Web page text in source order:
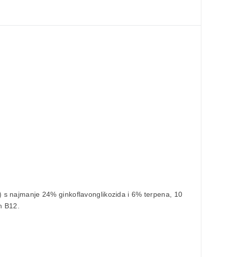
s najmanje 24% ginkoflavonglikozida i 6% terpena, 10
B12.